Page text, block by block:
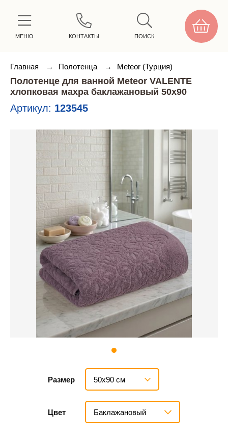
МЕНЮ КОНТАКТЫ ПОИСК
Главная → Полотенца → Meteor (Турция)
Полотенце для ванной Meteor VALENTE
хлопковая махра баклажановый 50х90
Артикул: 123545
Размер 50х90 см
Цвет Баклажановый